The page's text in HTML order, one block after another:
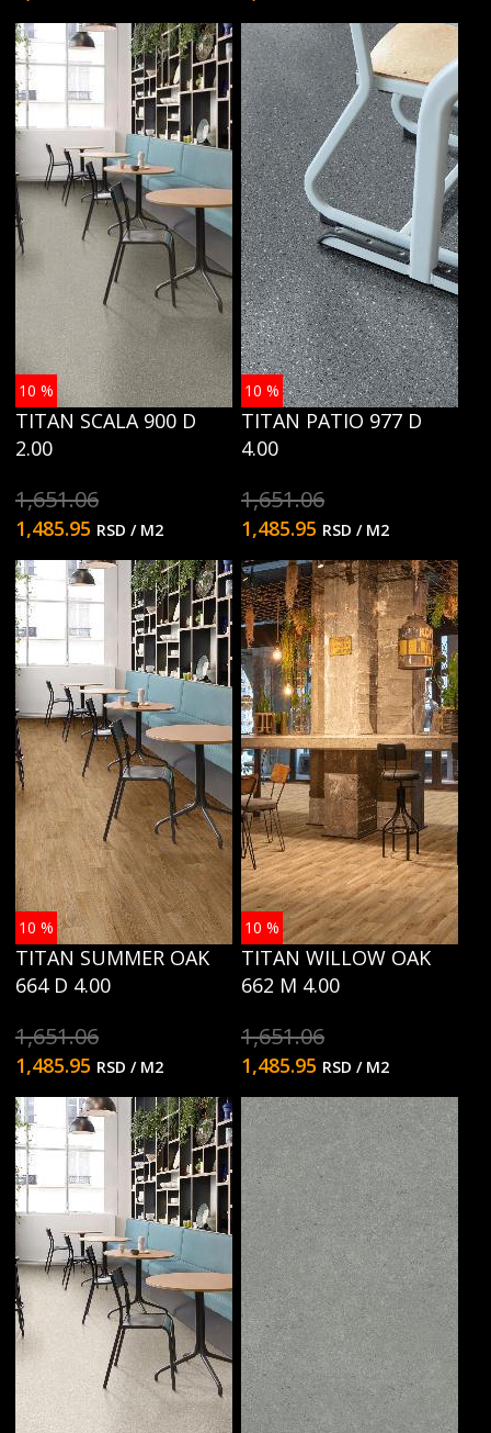
10 %
TITAN SCALA 900 D
2.00
1,651.06
1,485.95 RSD / M2
10 %
TITAN PATIO 977 D
4.00
1,651.06
1,485.95 RSD / M2
10 %
TITAN SUMMER OAK
664 D 4.00
1,651.06
1,485.95 RSD / M2
10 %
TITAN WILLOW OAK
662 M 4.00
1,651.06
1,485.95 RSD / M2